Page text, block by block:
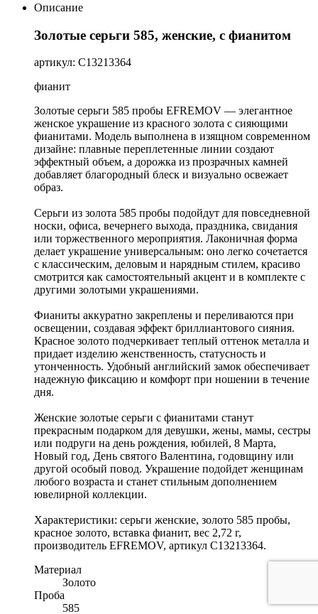
Описание
Золотые серьги 585, женские, с фианитом
артикул: С13213364
фианит
Золотые серьги 585 пробы EFREMOV — элегантное
женское украшение из красного золота с сияющими
фианитами. Модель выполнена в изящном современном
дизайне: плавные переплетенные линии создают
эффектный объем, а дорожка из прозрачных камней
добавляет благородный блеск и визуально освежает
образ.
Серьги из золота 585 пробы подойдут для повседневной
носки, офиса, вечернего выхода, праздника, свидания
или торжественного мероприятия. Лаконичная форма
делает украшение универсальным: оно легко сочетается
с классическим, деловым и нарядным стилем, красиво
смотрится как самостоятельный акцент и в комплекте с
другими золотыми украшениями.
Фианиты аккуратно закреплены и переливаются при
освещении, создавая эффект бриллиантового сияния.
Красное золото подчеркивает теплый оттенок металла и
придает изделию женственность, статусность и
утонченность. Удобный английский замок обеспечивает
надежную фиксацию и комфорт при ношении в течение
дня.
Женские золотые серьги с фианитами станут
прекрасным подарком для девушки, жены, мамы, сестры
или подруги на день рождения, юбилей, 8 Марта,
Новый год, День святого Валентина, годовщину или
другой особый повод. Украшение подойдет женщинам
любого возраста и станет стильным дополнением
ювелирной коллекции.
Характеристики: серьги женские, золото 585 пробы,
красное золото, вставка фианит, вес 2,72 г,
производитель EFREMOV, артикул С13213364.
Материал
Золото
Проба
585